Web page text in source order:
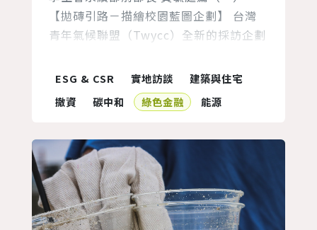
【拋磚引路－描繪校園藍圖企劃】 台灣
青年氣候聯盟（Twycc）全新的採訪企劃
為關注校園氣候變遷及永續領域並做出倡
議的大學，本次的訪談分別邀請到三組台
灣大學在此議題耕耘許久的前輩們 ； 台
生會永續部前部長黃毓庭以及現任永續小
組成員們，首篇專訪將與台大學...
ESG & CSR 實地訪談
建築與住宅
撤資
碳中和 綠色金融 能源